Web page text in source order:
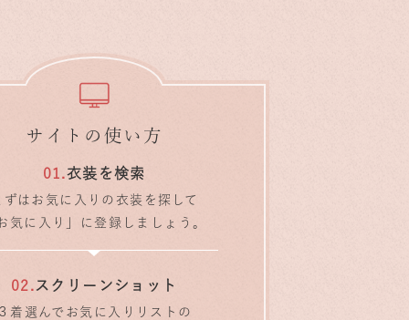
サイトの使い方
衣装を検索
ずはお気に入りの衣装を探して
気に入り」に登録しましょう。
スクリーンショット
着選んでお気に入りリストの